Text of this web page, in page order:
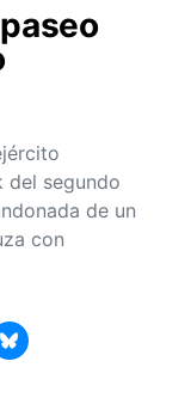
del segundo
de un
con